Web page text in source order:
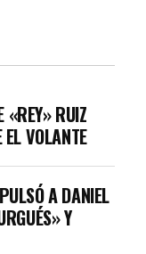
«REY» RUIZ
VOLANTE
A DANIEL
Y